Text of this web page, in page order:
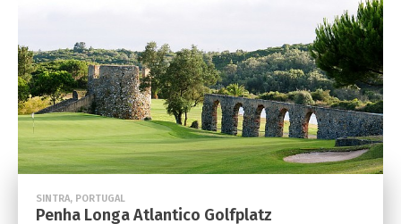
SINTRA, PORTUGAL
Penha Longa Atlantico Golfplatz